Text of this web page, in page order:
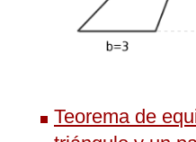
Teorema de